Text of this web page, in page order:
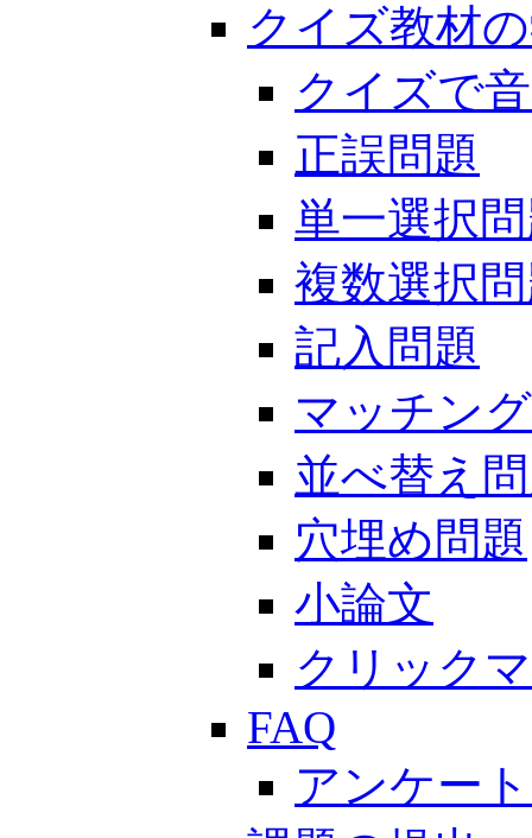
クイズ教材
クイズで
正誤問題
単一選択
複数選択
記入問題
マッチン
並べ替え
穴埋め問題
小論文
クリック
FAQ
アンケー